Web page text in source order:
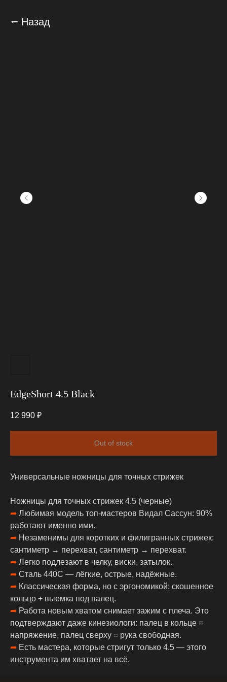
EdgeShort 4.5 Black
12 990 ₽
Out of stock
Универсальные ножницы для точных стрижек
Ножницы для точных стрижек 4.5 (черные)
➦ Любимая модель топ-мастеров Видал Сассун: 90%
работают именно ими.
➦ Незаменимы для коротких и филигранных стрижек:
сантиметр → перехват, сантиметр → перехват.
➦ Легко подлезают в челку, виски, затылок.
➦ Сталь 440С — лёгкие, острые, надёжные.
➦ Классическая форма, но с эргономикой: скошенное
кольцо + выемка под палец.
➦ Работа новым хватом снимает зажим с плеча. Это
подтверждают даже кинезиологи: палец в кольце =
напряжение, палец сверху = рука свободная.
➦ Есть мастера, которые стригут только 4.5 — этого
инструмента им хватает на всё.